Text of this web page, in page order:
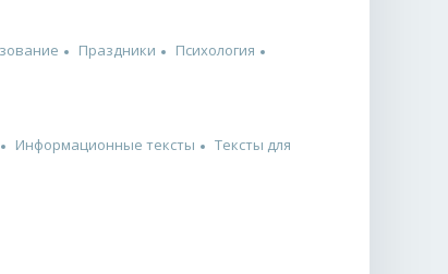
Праздники
Психология
Информационные тексты
Тексты для